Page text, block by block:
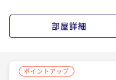
部屋詳細
ポイントアップ